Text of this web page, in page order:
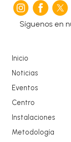
Síguenos en
Inicio
Noticias
Eventos
Centro
Instalaciones
Metodología